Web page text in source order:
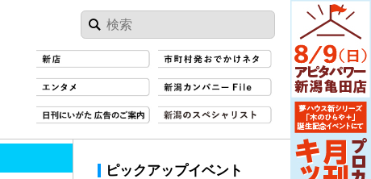
ピックアップイベント